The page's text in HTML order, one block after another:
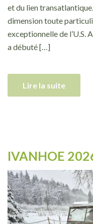
et du lien
dimension toute
exceptionnelle de l’U.S.
a débuté […]
Lire la suite
IVANHOE